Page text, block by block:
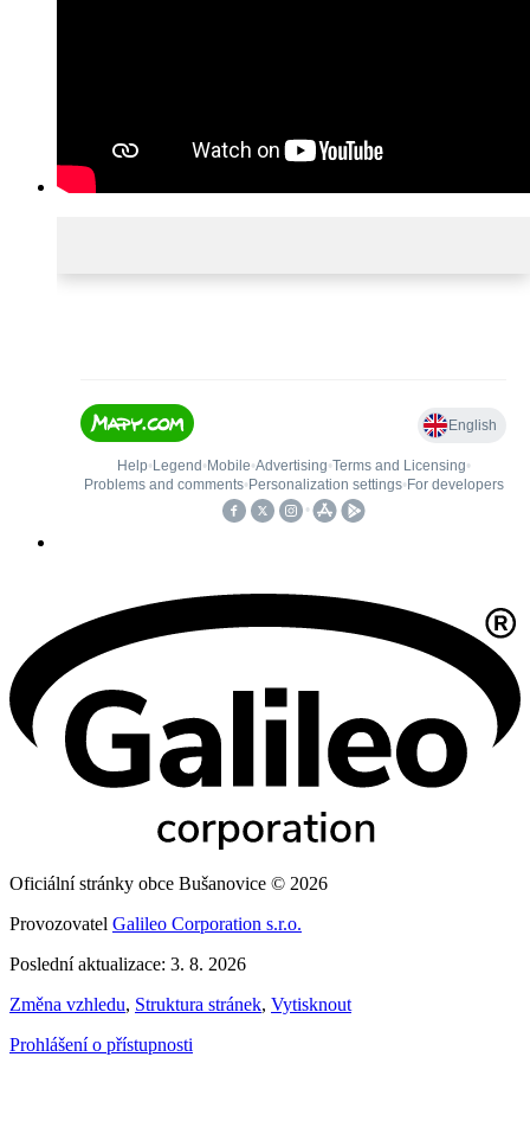
Oficiální stránky obce Bušanovice © 2026
Provozovatel Galileo Corporation s.r.o.
Poslední aktualizace: 3. 8. 2026
Změna vzhledu, Struktura stránek, Vytisknout
Prohlášení o přístupnosti